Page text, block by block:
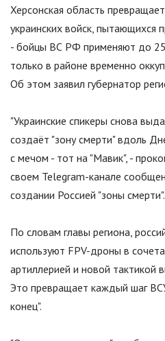
Херсонская область
украинских войск, пытающихся
- бойцы ВС РФ применяют до
только в районе временно
Об этом заявил губернатор
"Украинские спикеры снова
создаёт "зону смерти"вдоль
с мечом - тот на "Мавик", -
своем Telegram-канале
создании Россией "зоны смерти".
По словам главы региона,
используют FPV-дроны в
артиллерией и новой тактикой
Это превращает каждый шаг
конец".